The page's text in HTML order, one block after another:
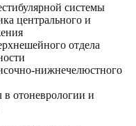
системы
центрального и
отдела
нижнечелюстного
отоневрологии и